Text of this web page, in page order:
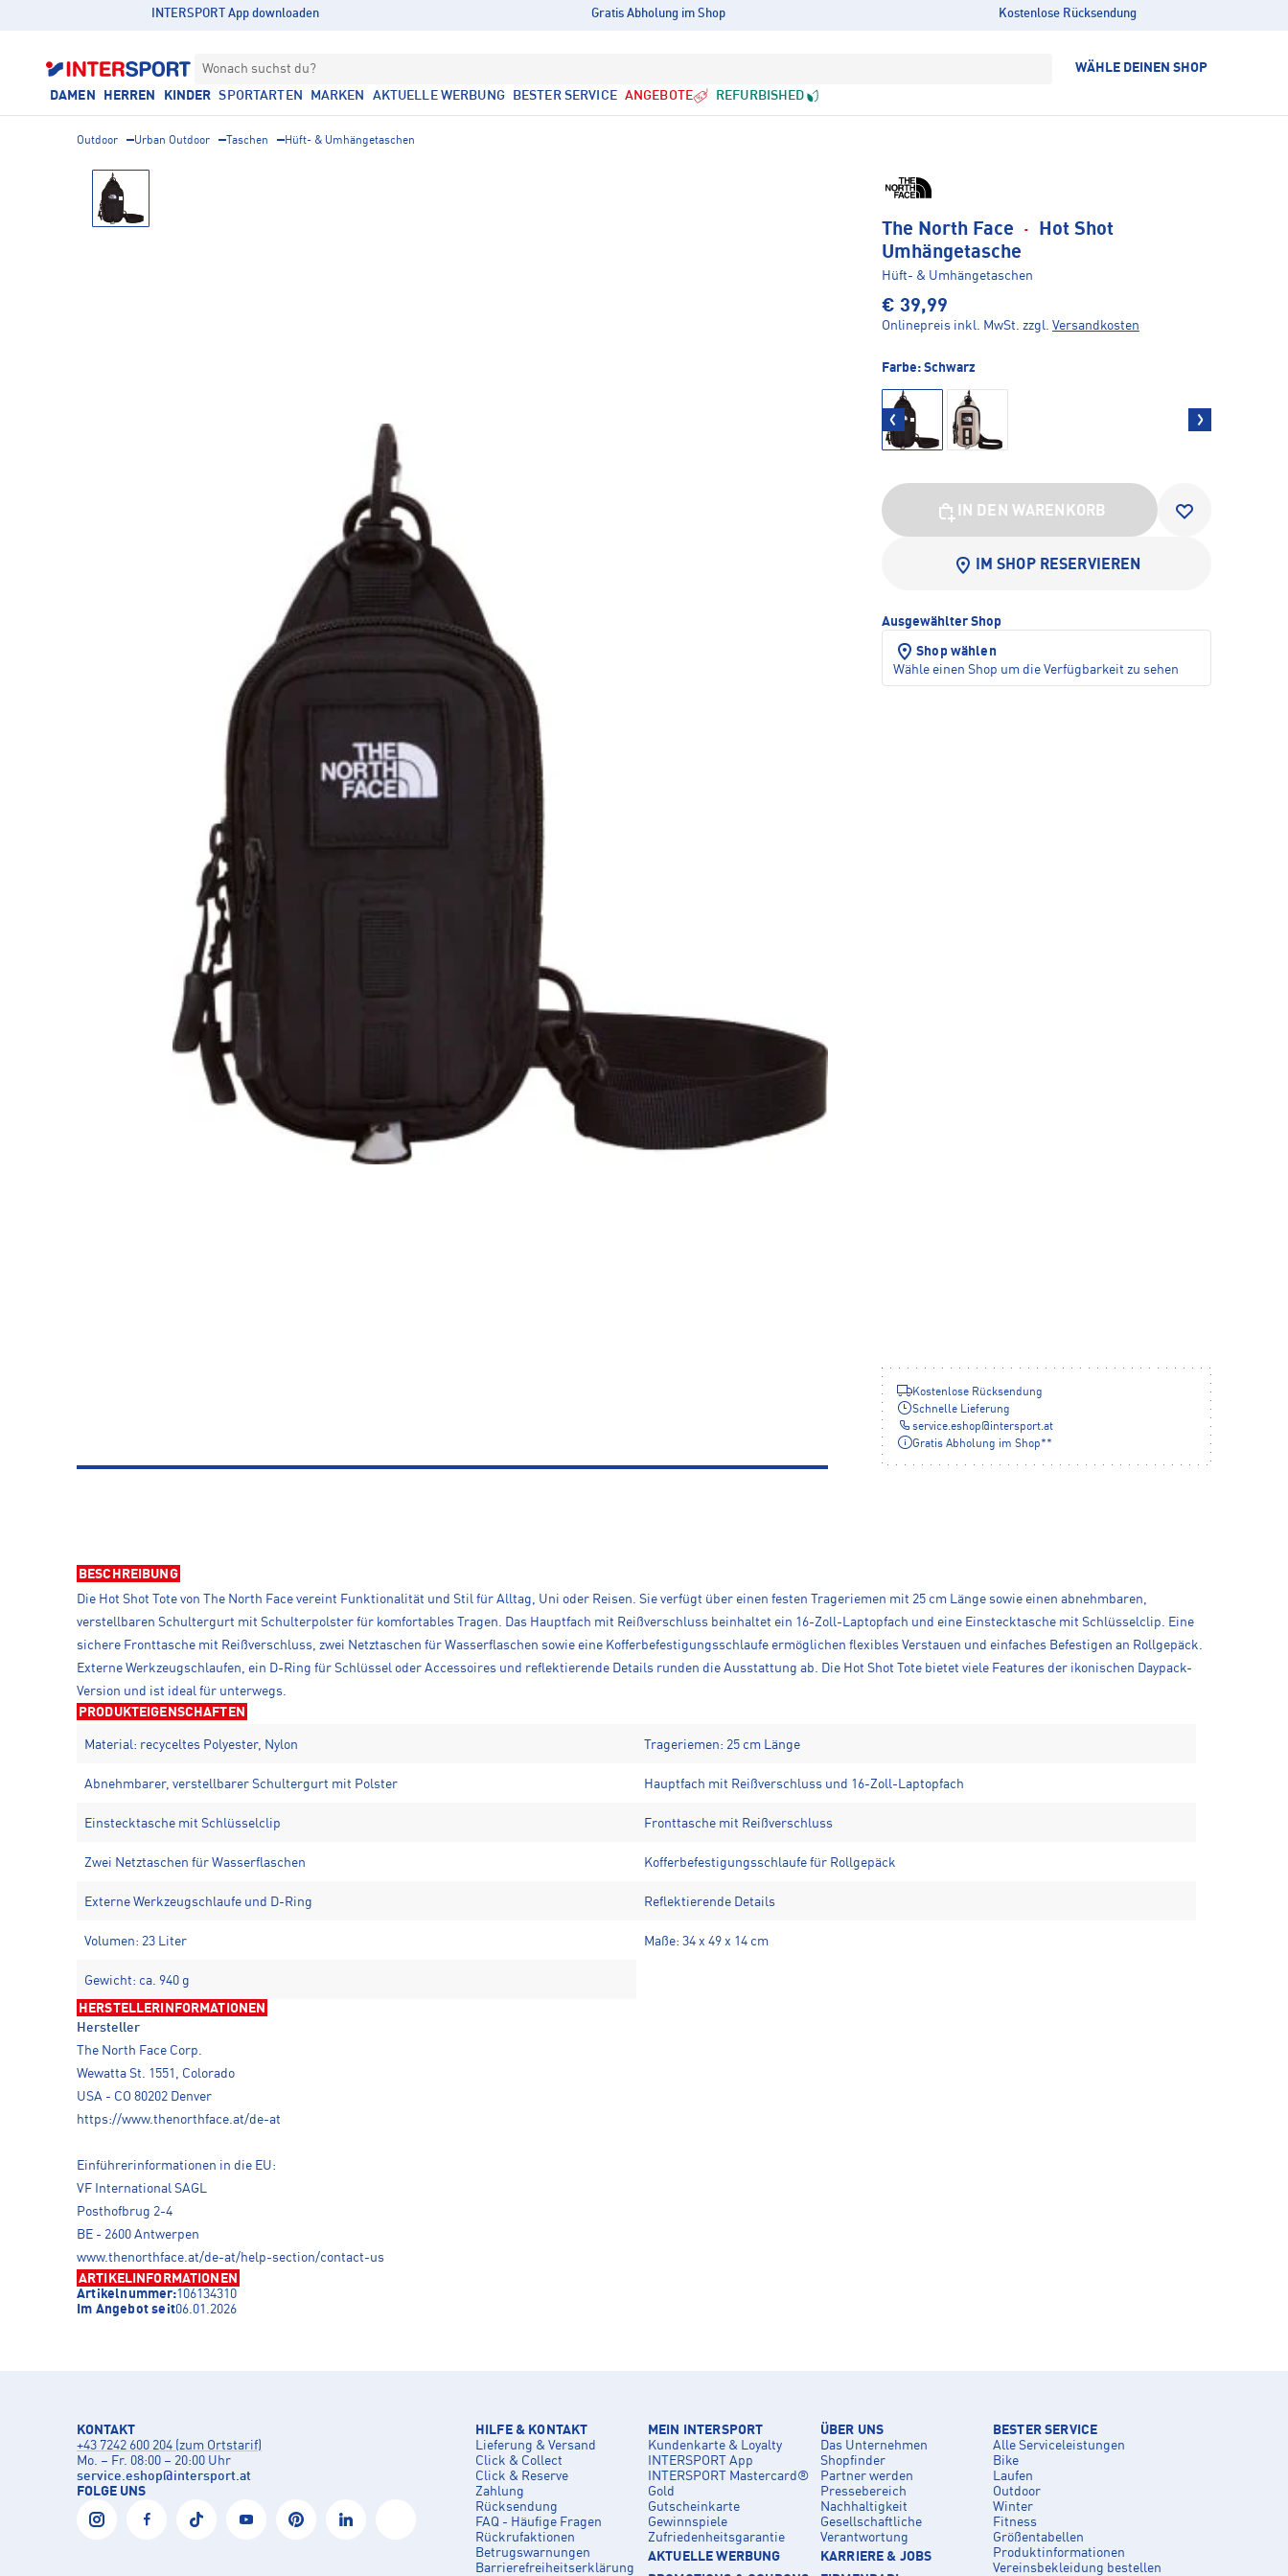
INTERSPORT App downloaden Gratis Abholung im Shop Kostenlose Rücksendung
Wonach suchst du? WÄHLE DEINEN SHOP
DAMEN HERREN KINDER SPORTARTEN MARKEN AKTUELLE WERBUNG BESTER SERVICE ANGEBOTE REFURBISHED
Outdoor Urban Outdoor Taschen Hüft- & Umhängetaschen
The North Face · Hot Shot
Umhängetasche
Hüft- & Umhängetaschen
€ 39,99
Onlinepreis inkl. MwSt. zzgl. Versandkosten
Farbe: Schwarz
IN DEN WARENKORB
IM SHOP RESERVIEREN
Ausgewählter Shop
Shop wählen
Wähle einen Shop um die Verfügbarkeit zu sehen
Kostenlose Rücksendung
Schnelle Lieferung
service.eshop@intersport.at
Gratis Abholung im Shop**
BESCHREIBUNG
Die Hot Shot Tote von The North Face vereint Funktionalität und Stil für Alltag, Uni oder Reisen. Sie verfügt über einen festen Trageriemen mit 25 cm Länge sowie einen abnehmbaren,
verstellbaren Schultergurt mit Schulterpolster für komfortables Tragen. Das Hauptfach mit Reißverschluss beinhaltet ein 16-Zoll-Laptopfach und eine Einstecktasche mit Schlüsselclip. Eine
sichere Fronttasche mit Reißverschluss, zwei Netztaschen für Wasserflaschen sowie eine Kofferbefestigungsschlaufe ermöglichen flexibles Verstauen und einfaches Befestigen an Rollgepäck.
Externe Werkzeugschlaufen, ein D-Ring für Schlüssel oder Accessoires und reflektierende Details runden die Ausstattung ab. Die Hot Shot Tote bietet viele Features der ikonischen Daypack-
Version und ist ideal für unterwegs.
PRODUKTEIGENSCHAFTEN
Material: recyceltes Polyester, Nylon Trageriemen: 25 cm Länge
Abnehmbarer, verstellbarer Schultergurt mit Polster Hauptfach mit Reißverschluss und 16-Zoll-Laptopfach
Einstecktasche mit Schlüsselclip Fronttasche mit Reißverschluss
Zwei Netztaschen für Wasserflaschen Kofferbefestigungsschlaufe für Rollgepäck
Externe Werkzeugschlaufe und D-Ring Reflektierende Details
Volumen: 23 Liter Maße: 34 x 49 x 14 cm
Gewicht: ca. 940 g
HERSTELLERINFORMATIONEN
Hersteller
The North Face Corp.
Wewatta St. 1551, Colorado
USA - CO 80202 Denver
https://www.thenorthface.at/de-at
Einführerinformationen in die EU:
VF International SAGL
Posthofbrug 2-4
BE - 2600 Antwerpen
www.thenorthface.at/de-at/help-section/contact-us
ARTIKELINFORMATIONEN
Artikelnummer:106134310
Im Angebot seit06.01.2026
KONTAKT
+43 7242 600 204 (zum Ortstarif)
Mo. – Fr. 08:00 – 20:00 Uhr
service.eshop@intersport.at
FOLGE UNS
HILFE & KONTAKT
Lieferung & Versand
Click & Collect
Click & Reserve
Zahlung
Rücksendung
FAQ - Häufige Fragen
Rückrufaktionen
Betrugswarnungen
Barrierefreiheitserklärung
MEIN INTERSPORT
Kundenkarte & Loyalty
INTERSPORT App
INTERSPORT Mastercard®
Gold
Gutscheinkarte
Gewinnspiele
Zufriedenheitsgarantie
AKTUELLE WERBUNG
ÜBER UNS
Das Unternehmen
Shopfinder
Partner werden
Pressebereich
Nachhaltigkeit
Gesellschaftliche
Verantwortung
KARRIERE & JOBS
BESTER SERVICE
Alle Serviceleistungen
Bike
Laufen
Outdoor
Winter
Fitness
Größentabellen
Produktinformationen
Vereinsbekleidung bestellen